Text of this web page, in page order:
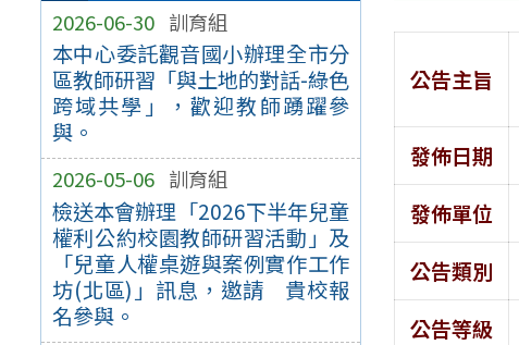
2026-06-30 訓育組
本中心委託觀音國小辦理全市分
區教師研習「與土地的對話-綠色
跨域共學」，歡迎教師踴躍參
與。
2026-05-06 訓育組
檢送本會辦理「2026下半年兒童
權利公約校園教師研習活動」及
「兒童人權桌遊與案例實作工作
坊(北區)」訊息，邀請 貴校報
名參與。
公告主旨
發佈日期
發佈單位
公告類別
公告等級